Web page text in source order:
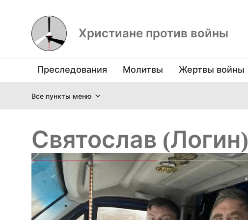
Христиане против войны
Преследования Молитвы Жертвы войны
Все пункты меню
Святослав (Логин)